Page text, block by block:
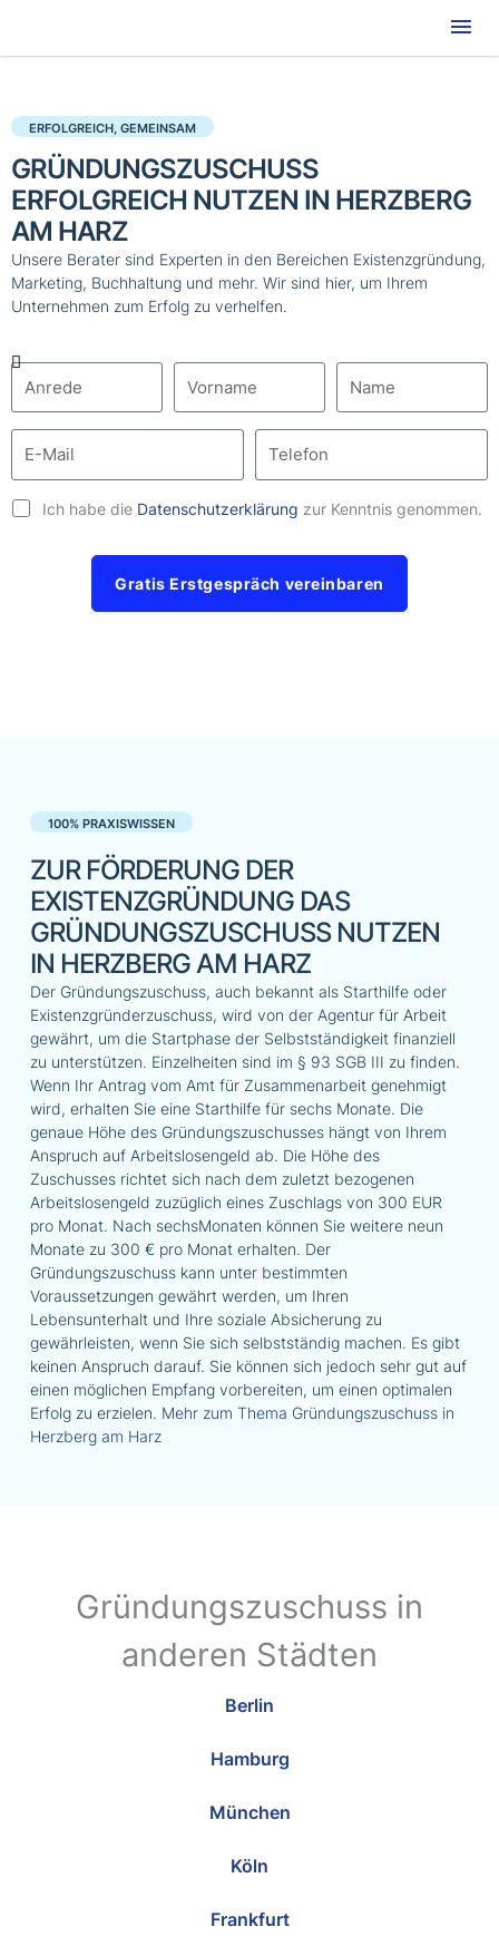
ERFOLGREICH, GEMEINSAM
GRÜNDUNGSZUSCHUSS
ERFOLGREICH NUTZEN IN HERZBERG
AM HARZ
Unsere Berater sind Experten in den Bereichen Existenzgründung,
Marketing, Buchhaltung und mehr. Wir sind hier, um Ihrem
Unternehmen zum Erfolg zu verhelfen.
Ich habe die Datenschutzerklärung zur Kenntnis genommen.
Gratis Erstgespräch vereinbaren
100% PRAXISWISSEN
ZUR FÖRDERUNG DER
EXISTENZGRÜNDUNG DAS
GRÜNDUNGSZUSCHUSS NUTZEN
IN HERZBERG AM HARZ
Der Gründungszuschuss, auch bekannt als Starthilfe oder
Existenzgründerzuschuss, wird von der Agentur für Arbeit
gewährt, um die Startphase der Selbstständigkeit finanziell
zu unterstützen. Einzelheiten sind im § 93 SGB III zu finden.
Wenn Ihr Antrag vom Amt für Zusammenarbeit genehmigt
wird, erhalten Sie eine Starthilfe für sechs Monate. Die
genaue Höhe des Gründungszuschusses hängt von Ihrem
Anspruch auf Arbeitslosengeld ab. Die Höhe des
Zuschusses richtet sich nach dem zuletzt bezogenen
Arbeitslosengeld zuzüglich eines Zuschlags von 300 EUR
pro Monat. Nach sechsMonaten können Sie weitere neun
Monate zu 300 € pro Monat erhalten. Der
Gründungszuschuss kann unter bestimmten
Voraussetzungen gewährt werden, um Ihren
Lebensunterhalt und Ihre soziale Absicherung zu
gewährleisten, wenn Sie sich selbstständig machen. Es gibt
keinen Anspruch darauf. Sie können sich jedoch sehr gut auf
einen möglichen Empfang vorbereiten, um einen optimalen
Erfolg zu erzielen. Mehr zum Thema Gründungszuschuss in
Herzberg am Harz
Gründungszuschuss in
anderen Städten
Berlin
Hamburg
München
Köln
Frankfurt